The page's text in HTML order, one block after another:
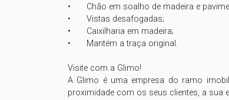
•	Chão em soalho de madeira e pavimento em cerâmica;
•	Vistas desafogadas;
•	Caixilharia em madeira;
•	Mantém a traça original.
Visite com a Glimo!
A Glimo é uma empresa do ramo
proximidade com os seus clientes, a sua